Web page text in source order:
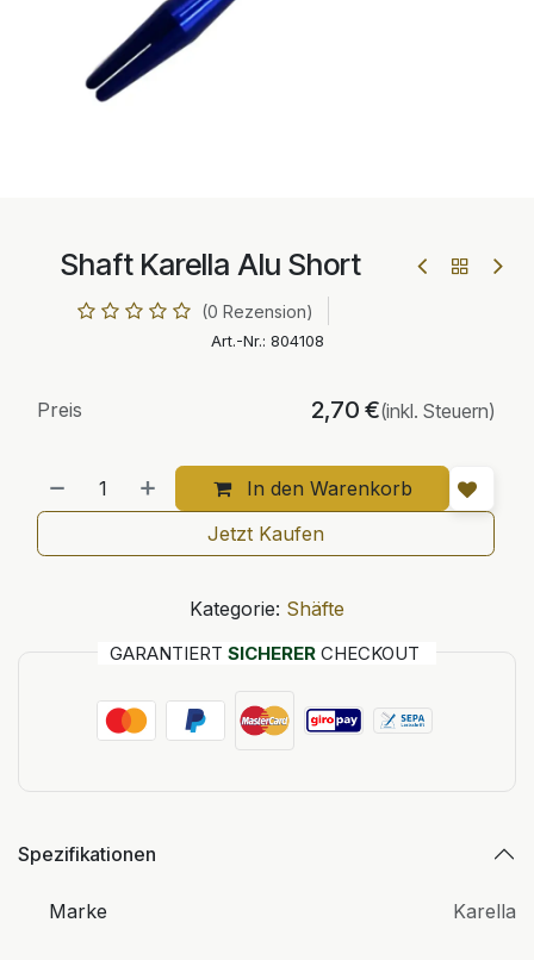
Shaft Karella Alu Short
(0 Rezension)
Art.-Nr.: 804108
In den Warenkorb
Preis 2,70 €(inkl. Steuern)
Jetzt Kaufen
Kategorie: Shäfte
GARANTIERT SICHERER CHECKOUT
Spezifikationen
Marke Karella